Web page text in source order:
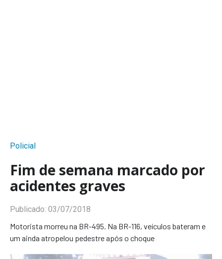
Policial
Fim de semana marcado por
acidentes graves
Publicado: 03/07/2018
Motorista morreu na BR-495. Na BR-116, veículos bateram e
um ainda atropelou pedestre após o choque